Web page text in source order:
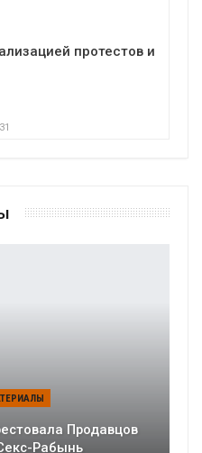
протестов и
Продавцов
Рабынь